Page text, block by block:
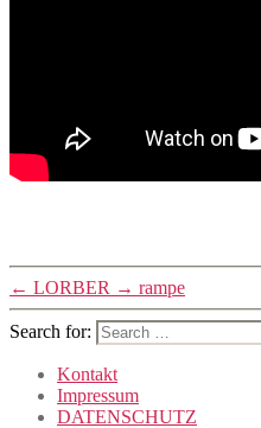
← LORBER → rampe
Search for:
Kontakt
Impressum
DATENSCHUTZ